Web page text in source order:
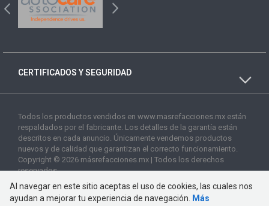
CERTIFICADOS Y SEGURIDAD
Todos los productos vendidos en www.masrefacciones.mx están
respaldados por el fabricante. Los detalles de la garantía están
descritos en cada anuncio. Únicamente vendemos productos
nuevos y de calidad que garantizan el correcto funcionamiento.
Copyright © 2026 másrefacciones.mx | Todos los derechos
reservados
Al navegar en este sitio aceptas el uso de cookies, las cuales nos
ayudan a mejorar tu experiencia de navegación.
Más